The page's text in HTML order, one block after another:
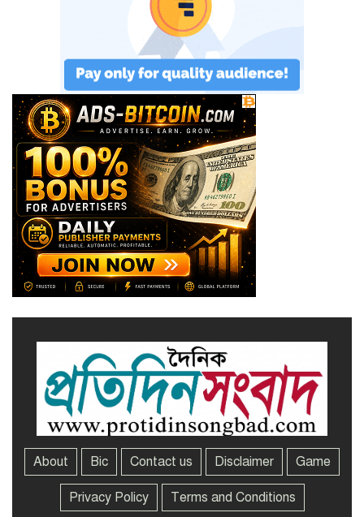
শহীদের আত্মত্যাগে গড়া জাতীয় ঐক্য
রক্ষা করতে হবে : প্রধানমন্ত্রী
সাভারে এমপি ও তাঁর স্ত্রীকে
শিক্ষাপ্রতিষ্ঠানের সভাপতি, উঠেছে
আইনি প্রশ্ন
নজরুল বিশ্ববিদ্যালয়ে ব্যবসায় প্রশাসন
অনুষদের গবেষণা প্রকল্প ২০২৫-২৬
অর্থবছরের সেমিনার
সখীপুরে স্ত্রী-সন্তানের বিরুদ্ধে অসুস্থ
স্বামীকে ফেলে যাওয়ার অভিযোগ
About Bic Contact us Disclaimer Game
Privacy Policy Terms and Conditions